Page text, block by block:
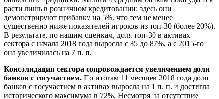
расти лишь в розничном кредитовании: здесь они
демонстрируют прибавку на 5%, что тем не менее
существенно ниже показателей игроков из топ-30 (более 20%).
В результате, по нашим оценкам, доля топ-30 в активах
сектора с начала 2018 года выросла с 85 до 87%, а с 2015-го
она увеличилась на 7 п. п.
Консолидация сектора сопровождается увеличением доли
банков с госучастием. По итогам 11 месяцев 2018 года доля
банков с госучастием в активах выросла на 1 п. п. и достигла
исторического максимума в 72%. Несмотря на отсутствие